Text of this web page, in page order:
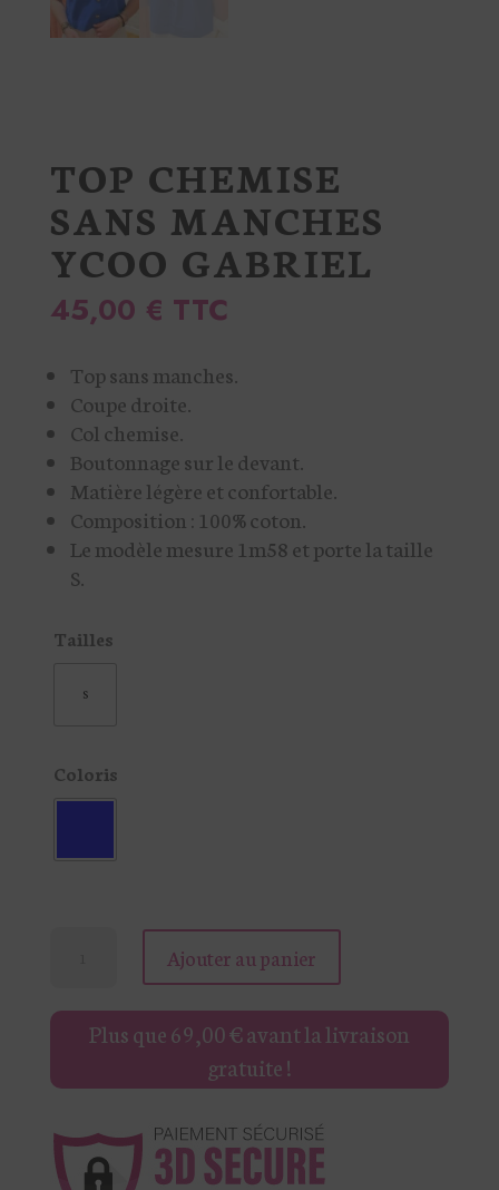
TOP CHEMISE
SANS MANCHES
YCOO GABRIEL
45,00 € TTC
Top sans manches.
Coupe droite.
Col chemise.
Boutonnage sur le devant.
Matière légère et confortable.
Composition : 100% coton.
Le modèle mesure 1m58 et porte la taille
S.
Tailles
S
Coloris
TOP
CHEMISE
SANS
YCOO
GABRIEL
Ajouter au panier
Plus que69,00€avant la livraison
gratuite !